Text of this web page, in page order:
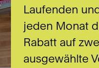
Laufenden
jeden Monat
Rabatt auf
ausgewählte